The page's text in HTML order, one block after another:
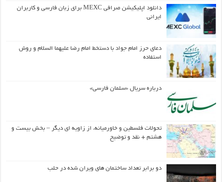
دانلود اپلیکیشن صرافی MEXC برای زبان فارسی و کاربران
ایرانی
دعای حرز امام جواد با دستخط امام رضا علیهما السلام و روش
استفاده
درباره سریال «سلمان فارسی»
تحولات فلسطین و خاورمیانه، از زاویه ای دیگر – بخش بیست و
هشتم + نقد و توضیح
دو برابر تعداد ساختمان های ویران شده در حلب